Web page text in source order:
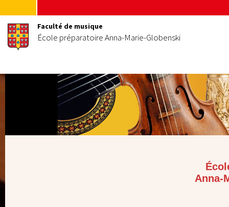
Faculté de musique
École préparatoire Anna-Marie-Globenski
Anna-